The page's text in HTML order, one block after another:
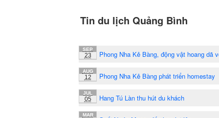
Tin du lịch Quảng Bình
SEP
23 Phong Nha Kẻ Bàng, động vật hoang dã
AUG
12 Phong Nha Kẻ Bàng phát triển homestay
JUL
05 Hang Tú Làn thu hút du khách
MAR